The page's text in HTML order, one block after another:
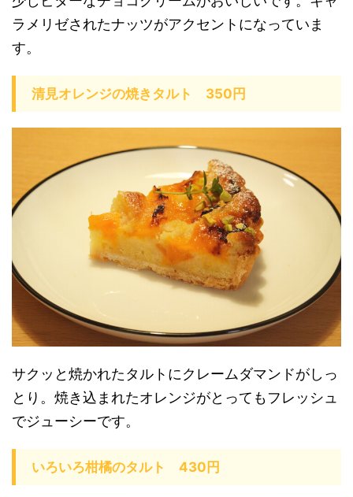
ラメリゼされたナッツがアクセントになっていま
す。
清見オレンジの焼きタルト 350円
サクッと焼かれたタルトにクレームダマンドがしっ
とり。焼き込まれたオレンジがとってもフレッシュ
でジューシーです。
いろいろ柑橘のタルト 430円